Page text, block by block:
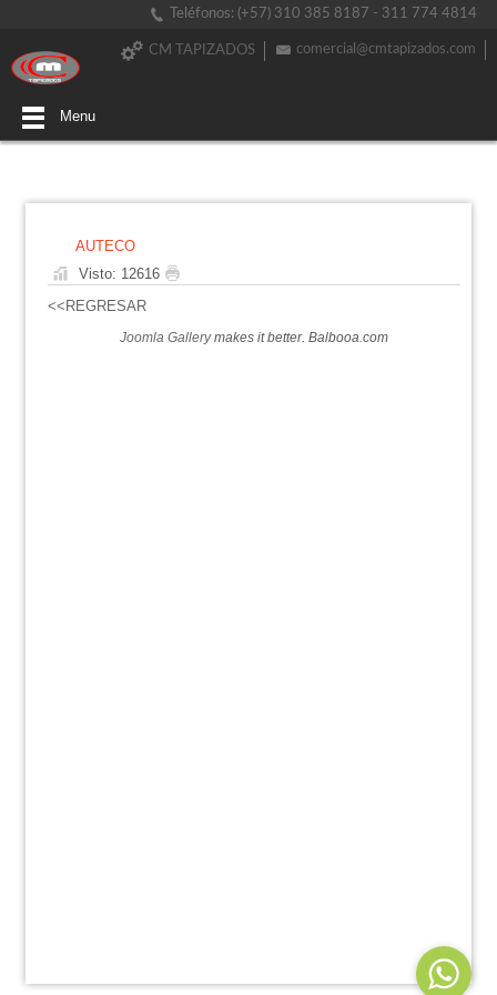
Teléfonos: (+57) 310 385 8187 - 311 774 4814
comercial@cmtapizados.com
CM TAPIZADOS
Menu
AUTECO
Visto: 12616
<<REGRESAR
Joomla Gallerymakes it better. Balbooa.com